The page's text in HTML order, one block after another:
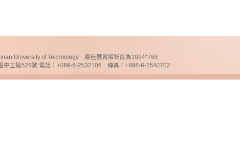
University of Technology 最佳觀賞解析度為1024*768
中正路529號 電話：+886-6-2532106 傳真：+886-6-2540702